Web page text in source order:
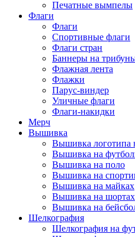
Печатные вымпелы
Флаги
Флаги
Спортивные флаги
Флаги стран
Баннеры на
Флажная лента
Флажки
Парус-виндер
Уличные флаги
Флаги-накидки
Мерч
Вышивка
Вышивка логотипа
Вышивка на
Вышивка на поло
Вышивка на
Вышивка на майках
Вышивка на шортах
Вышивка на
Шелкография
Шелкография на